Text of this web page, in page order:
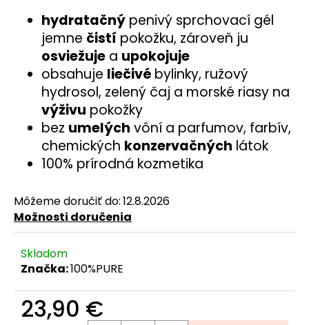
hydratačný penivý sprchovací gél
jemne čistí pokožku, zároveň ju
osviežuje a upokojuje
obsahuje liečivé bylinky, ružový
hydrosol, zelený čaj a morské riasy na
výživu pokožky
bez umelých vôní a parfumov, farbív,
chemických konzervačných látok
100% prírodná kozmetika
Môžeme doručiť do:12.8.2026
Možnosti doručenia
Skladom
Značka:100%PURE
23,90 €